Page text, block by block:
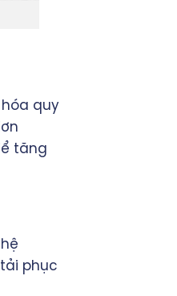
quy
tăng
phục